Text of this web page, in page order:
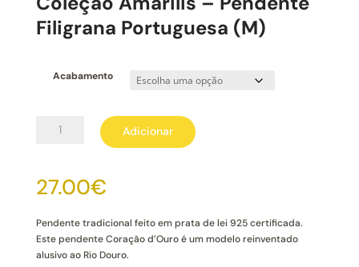
Filigrana Portuguesa (M)
Acabamento
Quantidade
-
Filigrana
Portuguesa
(M)
Adicionar
27.00€
Pendente tradicional feito em prata de lei 925 certificada.
Este pendente Coração d’Ouro é um modelo reinventado
alusivo ao Rio Douro.